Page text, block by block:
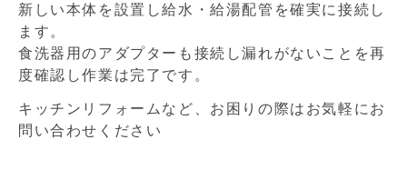
新しい本体を設置し給水・給湯配管を確実に接続し
ます。
食洗器用のアダプターも接続し漏れがないことを再
度確認し作業は完了です。
キッチンリフォームなど、お困りの際はお気軽にお
問い合わせください